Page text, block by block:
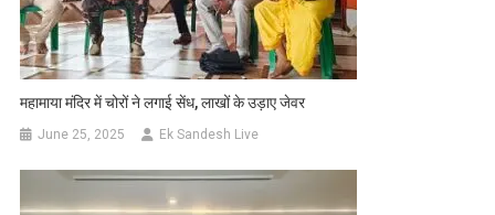
महामाया मंदिर में चोरों ने लगाई सेंध, लाखों के उड़ाए जेवर
June 25, 2025 Ek Sandesh Live